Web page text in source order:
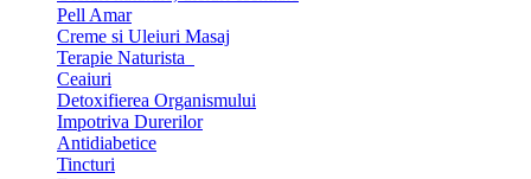
Pell Amar
Creme si Uleiuri Masaj
Terapie Naturista
Ceaiuri
Detoxifierea Organismului
Impotriva Durerilor
Antidiabetice
Tincturi